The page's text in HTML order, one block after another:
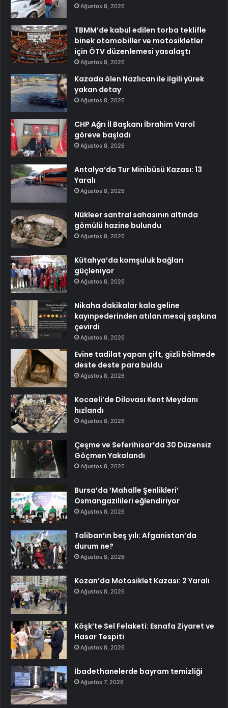
Ağustos 8, 2026
TBMM’de kabul edilen torba teklifle
binek otomobiller ve motosikletler
için ÖTV düzenlemesi yasalaştı
Ağustos 8, 2026
Kazada ölen Nazlıcan ile ilgili yürek
yakan detay
Ağustos 8, 2026
CHP Ağrı İl Başkanı İbrahim Varol
göreve başladı
Ağustos 8, 2026
Antalya’da Tur Minibüsü Kazası: 13
Yaralı
Ağustos 8, 2026
Nükleer santral sahasının altında
gömülü hazine bulundu
Ağustos 8, 2026
Kütahya’da komşuluk bağları
güçleniyor
Ağustos 8, 2026
Nikaha dakikalar kala geline
kayınpederinden atılan mesaj şaşkına
çevirdi
Ağustos 8, 2026
Evine tadilat yapan çift, gizli bölmede
deste deste para buldu
Ağustos 8, 2026
Kocaeli’de Dilovası Kent Meydanı
hızlandı
Ağustos 8, 2026
Çeşme ve Seferihisar’da 30 Düzensiz
Göçmen Yakalandı
Ağustos 8, 2026
Bursa’da ‘Mahalle Şenlikleri’
Osmangazilileri eğlendiriyor
Ağustos 8, 2026
Taliban’ın beş yılı: Afganistan’da
durum ne?
Ağustos 8, 2026
Kozan’da Motosiklet Kazası: 2 Yaralı
Ağustos 8, 2026
Köşk’te Sel Felaketi: Esnafa Ziyaret ve
Hasar Tespiti
Ağustos 8, 2026
İbadethanelerde bayram temizliği
Ağustos 7, 2026